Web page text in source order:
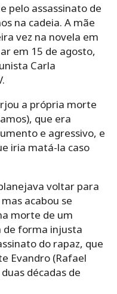
pelo assassinato de
na cadeia. A mãe
vez na novela em
em 15 de agosto,
Carla
a própria morte
que era
e agressivo, e
iria matá-la caso
voltar para
acabou se
morte de um
de forma injusta
do rapaz, que
Evandro (Rafael
décadas de